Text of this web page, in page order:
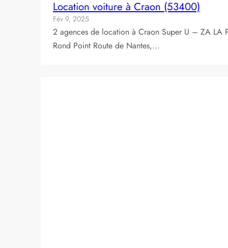
Location voiture à Craon (53400)
Fév 9, 2025
2 agences de location à Craon Super U – ZA LA
Rond Point Route de Nantes,…